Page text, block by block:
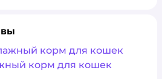
корм для кошек
корм для кошек